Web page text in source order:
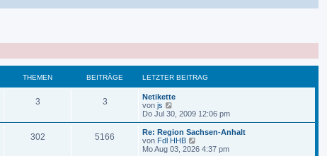
THEMEN BEITRÄGE LETZTER BEITRAG
3 3
Netikette
von js
e
u
e
s
t
Do Jul 30, 2009 12:06 pm
302 5166
Re: Region Sachsen-Anhalt
von Fdl HHB
e
Mo Aug 03, 2026 4:37 pm